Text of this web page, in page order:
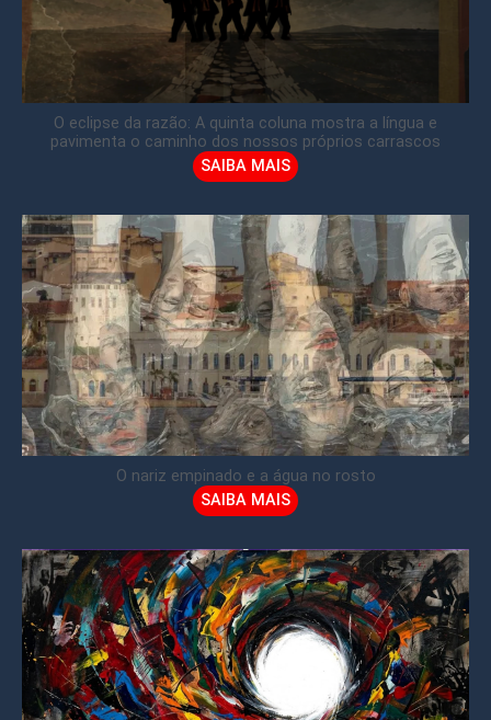
O eclipse da razão: A quinta coluna mostra a língua e
pavimenta o caminho dos nossos próprios carrascos
SAIBA MAIS
O nariz empinado e a água no rosto
SAIBA MAIS